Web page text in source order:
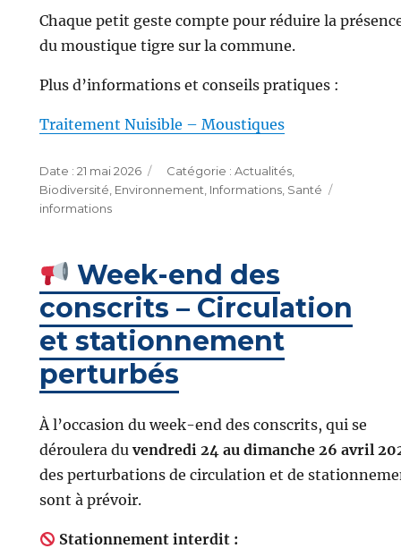
Chaque petit geste compte pour réduire la
du moustique tigre sur la commune.
Plus d’informations et conseils pratiques :
Traitement Nuisible – Moustiques
Publié
le
21 mai 2026 Catégories
Actualités,
Biodiversité Environnement Informations, Santé
informations
Week-end des
conscrits – Circulation
et stationnement
perturbés
À l’occasion du week-end des conscrits, qui se
déroulera du vendredi 24 au dimanche 26 avril
des perturbations de circulation et de
sont à prévoir.
Stationnement interdit :